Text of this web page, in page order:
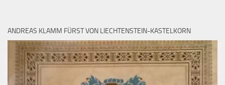
ANDREAS KLAMM FÜRST VON LIECHTENSTEIN-KASTELKORN